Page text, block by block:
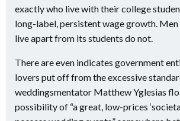
exactly who live with their college
long-label, persistent wage growth. Men
live apart from its students do not.
There are even indicates government
lovers put off from the excessive
weddingsmentator Matthew Yglesias
possibility of “a great, low-prices